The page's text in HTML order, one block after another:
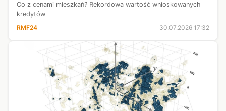
Co z cenami mieszkań? Rekordowa wartość wnioskowanych
kredytów
RMF24
30.07.2026 17:32